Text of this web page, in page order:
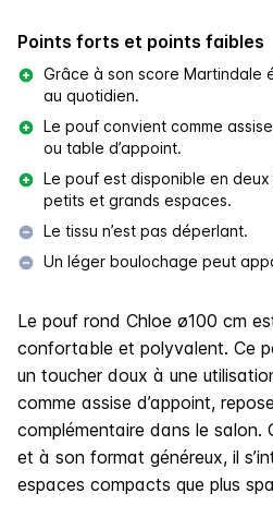
Points forts et points faibles
Grâce à son score Martindale
au quotidien.
Le pouf convient comme
ou table d’appoint.
Le pouf est disponible en
petits et grands espaces.
Le tissu n’est pas déperlant.
Un léger boulochage peut
Le pouf rond Chloe ø100 cm
confortable et polyvalent. Ce
un toucher doux à une
comme assise d’appoint,
complémentaire dans le salon.
et à son format généreux, il
espaces compacts que plus